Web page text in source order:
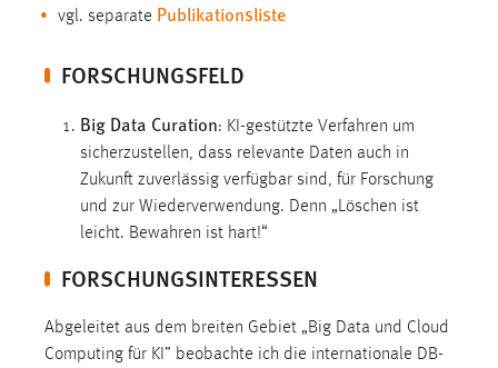
vgl. separate Publikationsliste
FORSCHUNGSFELD
Big Data Curation: KI-gestützte Verfahren um
sicherzustellen, dass relevante Daten auch in
Zukunft zuverlässig verfügbar sind, für Forschung
und zur Wiederverwendung. Denn „Löschen ist
leicht. Bewahren ist hart!“
FORSCHUNGSINTERESSEN
Abgeleitet aus dem breiten Gebiet „Big Data und Cloud
Computing für KI” beobachte ich die internationale DB-
Performance
Name:
Zweck:
Für performante Seitenauslieferung wird in diesem Cookie
gespeichert, ob man eingeloggt ist.
Sprachpräferenz
Name:
Zweck: